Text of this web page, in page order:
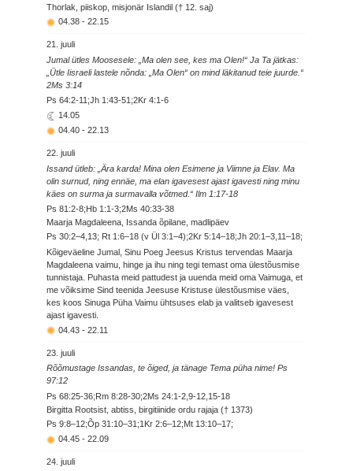
Thorlak, piiskop, misjonär Islandil († 12. saj)
04.38 - 22.15
21. juuli
Jumal ütles Moosesele: „Ma olen see, kes ma Olen!“ Ja Ta jätkas:
„Ütle Iisraeli lastele nõnda: „Ma Olen“ on mind läkitanud teie juurde.“
2Ms 3:14
Ps 64:2-11;Jh 1:43-51;2Kr 4:1-6
14.05
04.40 - 22.13
22. juuli
Issand ütleb: „Ära karda! Mina olen Esimene ja Viimne ja Elav. Ma
olin surnud, ning ennäe, ma elan igavesest ajast igavesti ning minu
käes on surma ja surmavalla võtmed.“ Ilm 1:17-18
Ps 81:2-8;Hb 1:1-3;2Ms 40:33-38
Maarja Magdaleena, Issanda õpilane, madlipäev
Ps 30:2–4,13; Rt 1:6–18 (v Ül 3:1–4);2Kr 5:14–18;Jh 20:1–3,11–18;
Kõigeväeline Jumal, Sinu Poeg Jeesus Kristus tervendas Maarja
Magdaleena vaimu, hinge ja ihu ning tegi temast oma ülestõusmise
tunnistaja. Puhasta meid pattudest ja uuenda meid oma Vaimuga, et
me võiksime Sind teenida Jeesuse Kristuse ülestõusmise väes,
kes koos Sinuga Püha Vaimu ühtsuses elab ja valitseb igavesest
ajast igavesti.
04.43 - 22.11
23. juuli
Rõõmustage Issandas, te õiged, ja tänage Tema püha nime! Ps
97:12
Ps 68:25-36;Rm 8:28-30;2Ms 24:1-2,9-12,15-18
Birgitta Rootsist, abtiss, birgitiinide ordu rajaja († 1373)
Ps 9:8–12;Õp 31:10–31;1Kr 2:6–12;Mt 13:10–17;
04.45 - 22.09
24. juuli